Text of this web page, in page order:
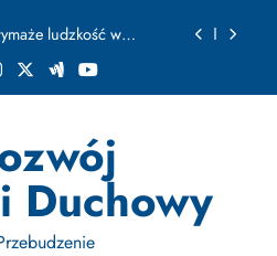
dla
Życiu
ludzkość w
Duchowy